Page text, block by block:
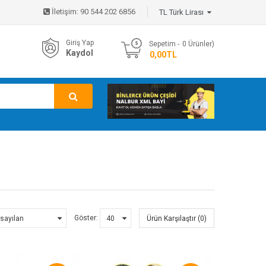
İletişim: 90 544 202 6856
Sepetim 0 Ürünler)
- 0,00TL
Giriş Yap
Kaydol
Göster: Ürün Karşılaştır (0)